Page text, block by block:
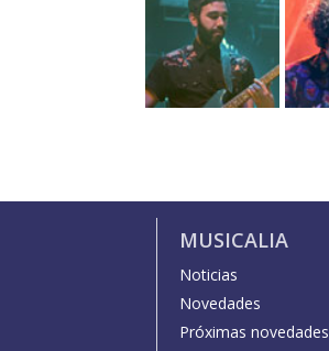
MUSICALIA
Noticias
Novedades
Próximas novedades